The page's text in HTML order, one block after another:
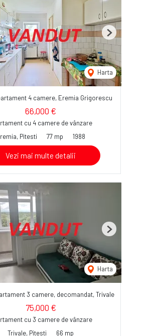
Harta
Next
4 camere, Eremia Grigorescu
66,000 €
cu 4 camere de vânzare
Pitesti
77 mp 1988
Vezi mai multe detalii
Harta
Next
3 camere, decomandat, Trivale
75,000 €
cu 3 camere de vânzare
Trivale, Pitesti
66 mp